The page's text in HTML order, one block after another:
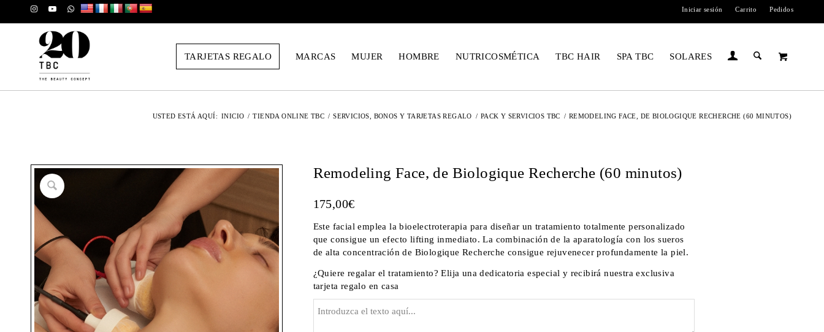
Iniciar sesión Carrito Pedidos
TARJETAS REGALO MARCAS MUJER HOMBRE NUTRICOSMÉTICA TBC HAIR SPA TBC SOLARES
USTED ESTÁ AQUÍ: INICIO / TIENDA ONLINE TBC / SERVICIOS, BONOS Y TARJETAS REGALO / PACK Y SERVICIOS TBC / REMODELING FACE, DE BIOLOGIQUE RECHERCHE (60 MINUTOS)
Remodeling Face, de Biologique Recherche (60 minutos)
175,00€
Este facial emplea la bioelectroterapia para diseñar un tratamiento totalmente personalizado
que consigue un efecto lifting inmediato. La combinación de la aparatología con los sueros
de alta concentración de Biologique Recherche consigue rejuvenecer profundamente la piel.
¿Quiere regalar el tratamiento? Elija una dedicatoria especial y recibirá nuestra exclusiva
tarjeta regalo en casa